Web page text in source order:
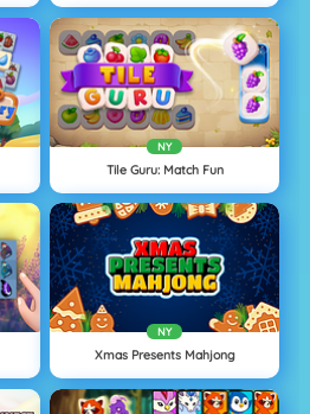
NY
Tile Guru: Match Fun
NY
Xmas Presents Mahjong